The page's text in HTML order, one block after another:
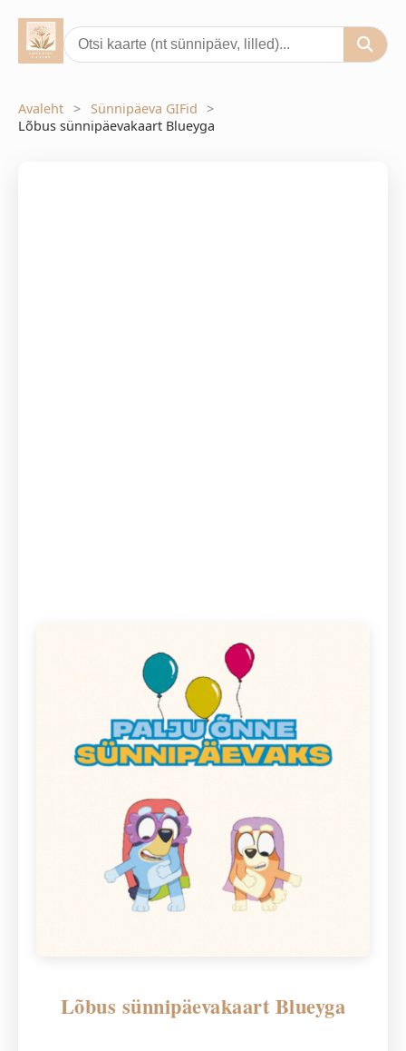
Avaleht
Sünnipäeva GIFid
Lõbus sünnipäevakaart Blueyga
Lõbus sünnipäevakaart Blueyga